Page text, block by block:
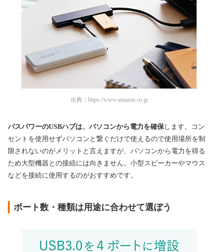
出典： https://www.amazon.co.jp
バスパワーのUSBハブは、パソコンから電力を確保 します。コン
セントを使用せずパソコンと繋ぐだけで使えるので使用場所を制
限されないのがメリットと言えますが、パソコンから電力を得る
ため大型機器との接続には向きません。小型スピーカーやマウス
などを接続に使用するのがおすすめです。
ポート数・種類は用途に合わせて選ぼう